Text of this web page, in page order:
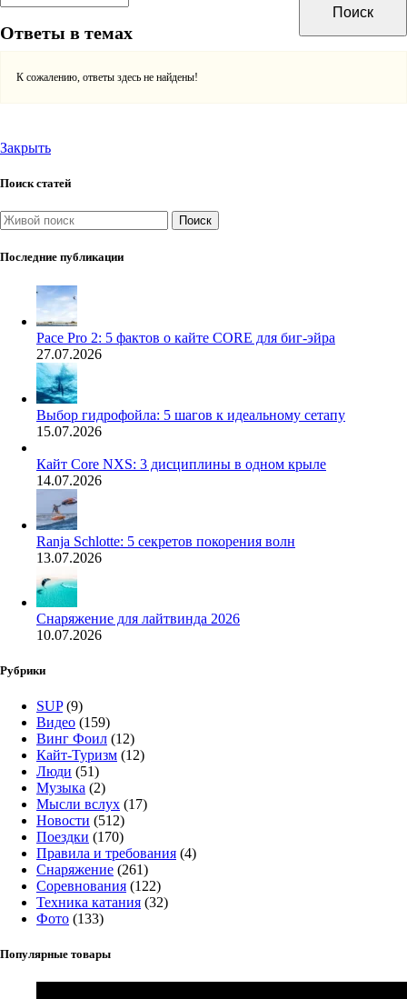
Ответы в темах
К сожалению, ответы здесь не найдены!
Закрыть
Поиск статей
Поиск
Последние публикации
Pace Pro 2: 5 фактов о кайте CORE для биг-эйра
27.07.2026
Выбор гидрофойла: 5 шагов к идеальному сетапу
15.07.2026
Кайт Core NXS: 3 дисциплины в одном крыле
14.07.2026
Ranja Schlotte: 5 секретов покорения волн
13.07.2026
Снаряжение для лайтвинда 2026
10.07.2026
Рубрики
SUP(9)
Видео (159)
Винг Фоил (12)
Кайт-Туризм (12)
Люди (51)
Музыка (2)
Мысли вслух (17)
Новости (512)
Поездки (170)
Правила и требования (4)
Снаряжение (261)
Соревнования (122)
Техника катания (32)
Фото (133)
Популярные товары